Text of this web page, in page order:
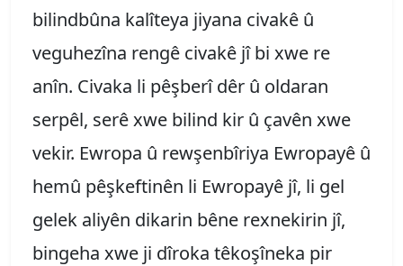
bilindbûna kalîteya jiyana civakê û
veguhezîna rengê civakê jî bi xwe re
anîn. Civaka li pêşberî dêr û oldaran
serpêl, serê xwe bilind kir û çavên xwe
vekir. Ewropa û rewşenbîriya Ewropayê û
hemû pêşkeftinên li Ewropayê jî, li gel
gelek aliyên dikarin bêne rexnekirin jî,
bingeha xwe ji dîroka têkoşîneka pir